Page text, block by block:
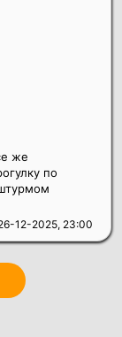
12-2025, 23:00
же
по